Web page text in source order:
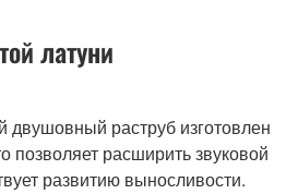
латуни
двушовный раструб изготовлен
позволяет расширить звуковой
развитию выносливости.